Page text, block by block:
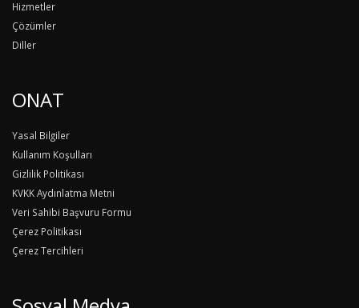
Hizmetler
Çözümler
Diller
ONAT
Yasal Bilgiler
Kullanım Koşulları
Gizlilik Politikası
KVKK Aydınlatma Metni
Veri Sahibi Başvuru Formu
Çerez Politikası
Çerez Tercihleri